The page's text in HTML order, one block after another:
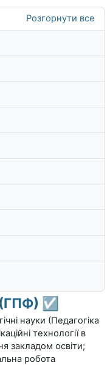
Розгорнути все
(ГПФ) ☑️
науки (Педагогіка
технології в
закладом освіти;
робота